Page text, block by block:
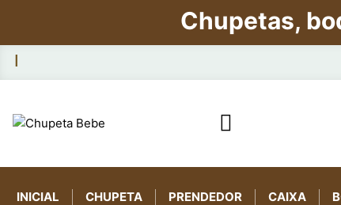
Chupetas,

INICIAL CHUPETA PRENDEDOR CAIXA